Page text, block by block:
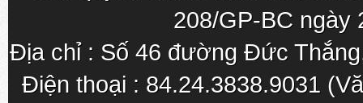
208/GP-BC ngày
Địa chỉ : Số 46 đường Đức
Điện thoại : 84.24.3838.9031